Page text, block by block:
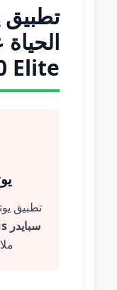
Elite
تطبيق
سبايدر T800 Elite 5G Plus